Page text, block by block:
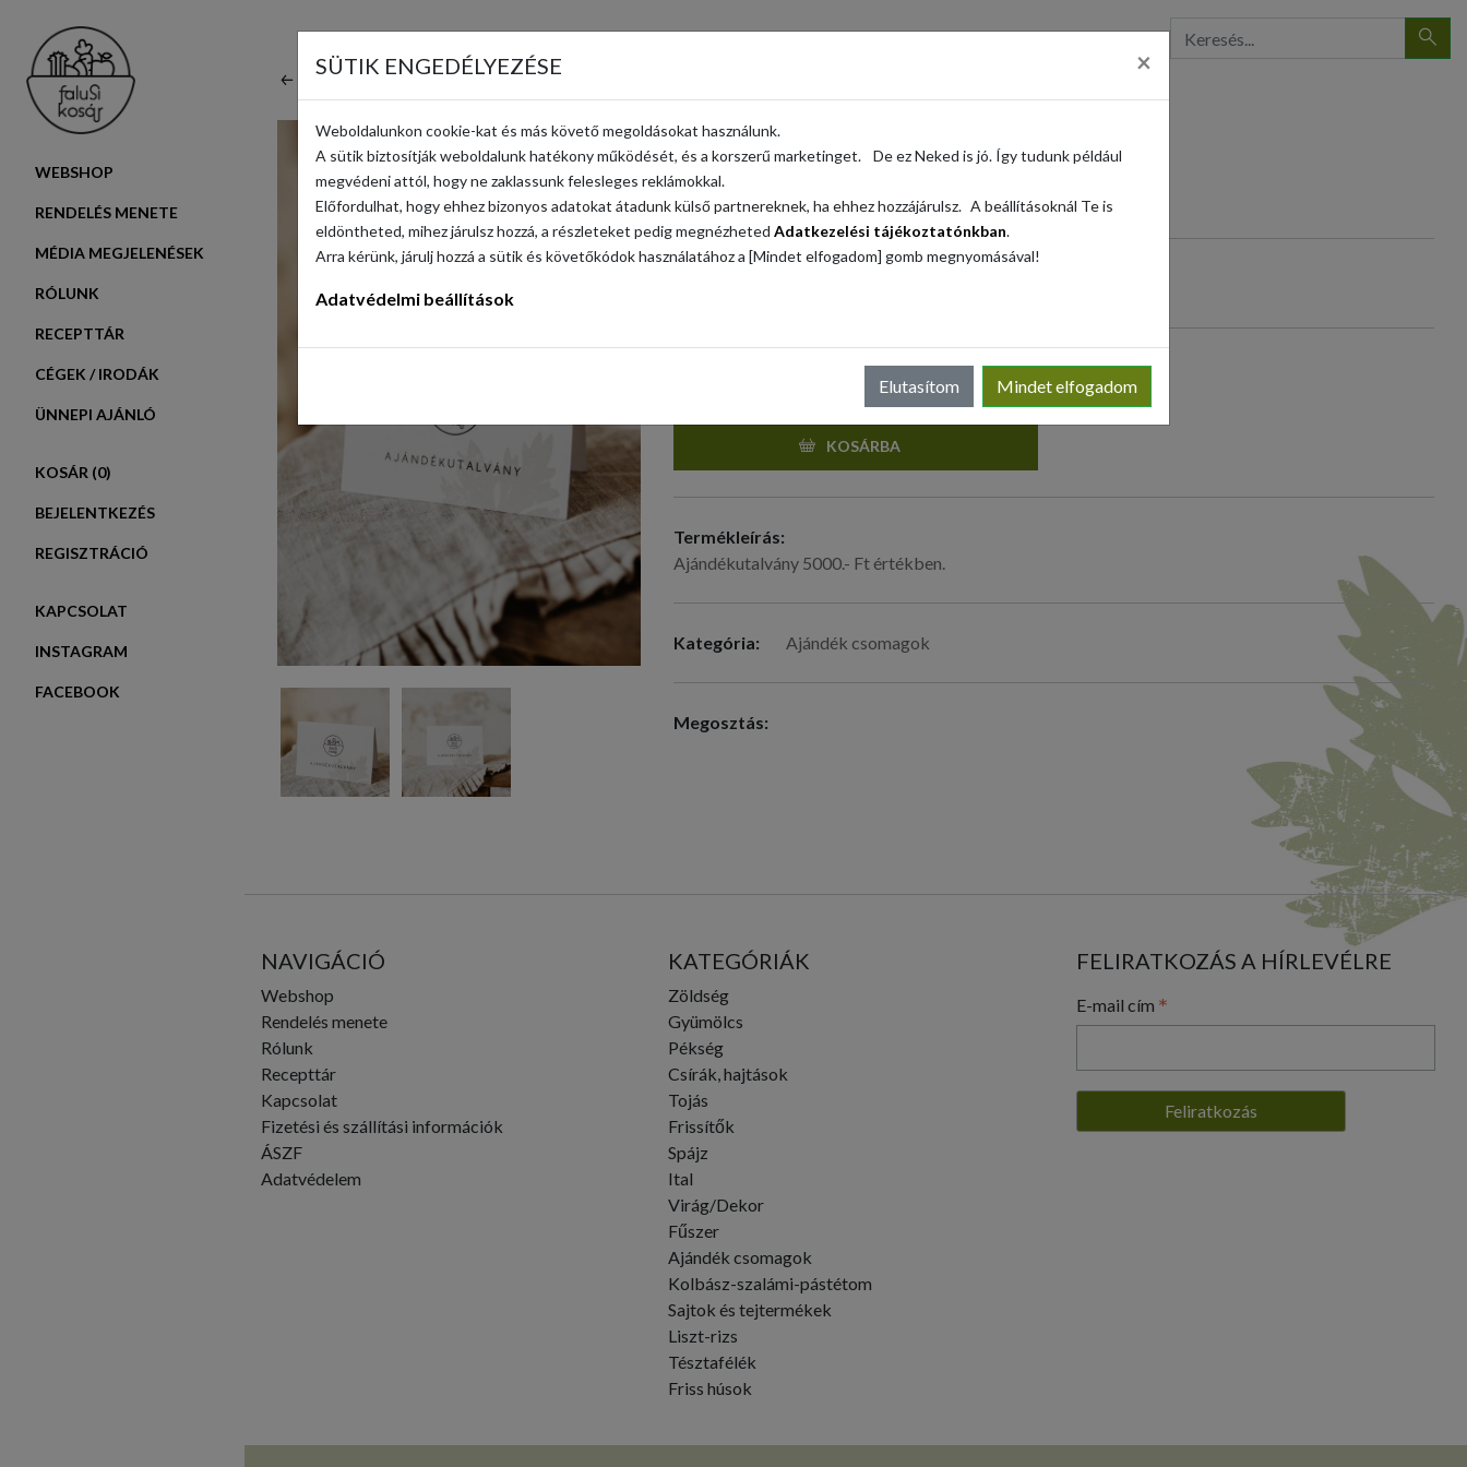
SÜTIK ENGEDÉLYEZÉSE ×
Weboldalunkon cookie-kat és más követő megoldásokat használunk.
A sütik biztosítják weboldalunk hatékony működését, és a korszerű marketinget. De ez Neked is jó. Így tudunk például
megvédeni attól, hogy ne zaklassunk felesleges reklámokkal.
Előfordulhat, hogy ehhez bizonyos adatokat átadunk külső partnereknek, ha ehhez hozzájárulsz. A beállításoknál Te is
eldöntheted, mihez járulsz hozzá, a részleteket pedig megnézheted Adatkezelési tájékoztatónkban.
Arra kérünk, járulj hozzá a sütik és követőkódok használatához a [Mindet elfogadom] gomb megnyomásával!
Adatvédelmi beállítások
Elutasítom Mindet elfogadom
WEBSHOP
RENDELÉS MENETE
MÉDIA MEGJELENÉSEK
RÓLUNK
RECEPTTÁR
CÉGEK / IRODÁK
ÜNNEPI AJÁNLÓ
KOSÁR (0)
BEJELENTKEZÉS
REGISZTRÁCIÓ
KAPCSOLAT
INSTAGRAM
FACEBOOK
VISSZA
Ajándékutalvány
Származási hely: Magyarország
Egységár: 5.000 Ft / db
+
KOSÁRBA
Termékleírás:
Ajándékutalvány 5000.- Ft értékben.
Kategória: Ajándék csomagok
Megosztás:
NAVIGÁCIÓ
Webshop
Rendelés menete
Rólunk
Recepttár
Kapcsolat
Fizetési és szállítási információk
ÁSZF
Adatvédelem
KATEGÓRIÁK
Zöldség
Gyümölcs
Pékség
Csírák, hajtások
Tojás
Frissítők
Spájz
Ital
Virág/Dekor
Fűszer
Ajándék csomagok
Kolbász-szalámi-pástétom
Sajtok és tejtermékek
Liszt-rizs
Tésztafélék
Friss húsok
FELIRATKOZÁS A HÍRLEVÉLRE
E-mail cím *